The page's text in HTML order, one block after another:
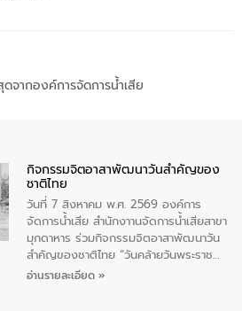
ดจากองค์การจัดการน้ำเสีย
กิจกรรมจิตอาสาพัฒนาวันสําคัญของ
ชาติไทย
วันที่ 7 สิงหาคม พ.ศ. 2569 องค์การ
จัดการน้ำเสีย สำนักงาานจัดการน้ำเสียสาขา
มุกดาหาร ร่วมกิจกรรมจิตอาสาพัฒนาวัน
สําคัญของชาติไทย “วันคล้ายวันพระราช
สมภพ สมเด็จพระนางเจ้าสิริกิติ์พระบรม
อ่านรายละเอียด »